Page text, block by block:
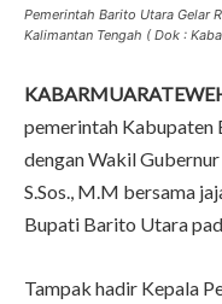
Pemerintah Barito Utara Gelar
Kalimantan Tengah ( Dok :
pemerintah Kabupaten
dengan Wakil
S.Sos., M.M bersama
Bupati Barito Utara
Tampak hadir Kepala